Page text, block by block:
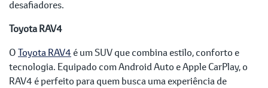
desafiadores.
Toyota RAV4
OToyota RAV4 é um SUV que combina estilo, conforto e
tecnologia. Equipado com Android Auto e Apple CarPlay, o
RAV4 é perfeito para quem busca uma experiência de